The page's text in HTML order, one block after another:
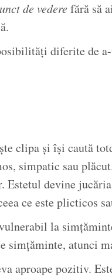
de vederefără să
diferite de
clipa și își caută
simpatic sau
Estetul devine
ce este plicticos
la
simțăminte, atunci
aproape pozitiv.